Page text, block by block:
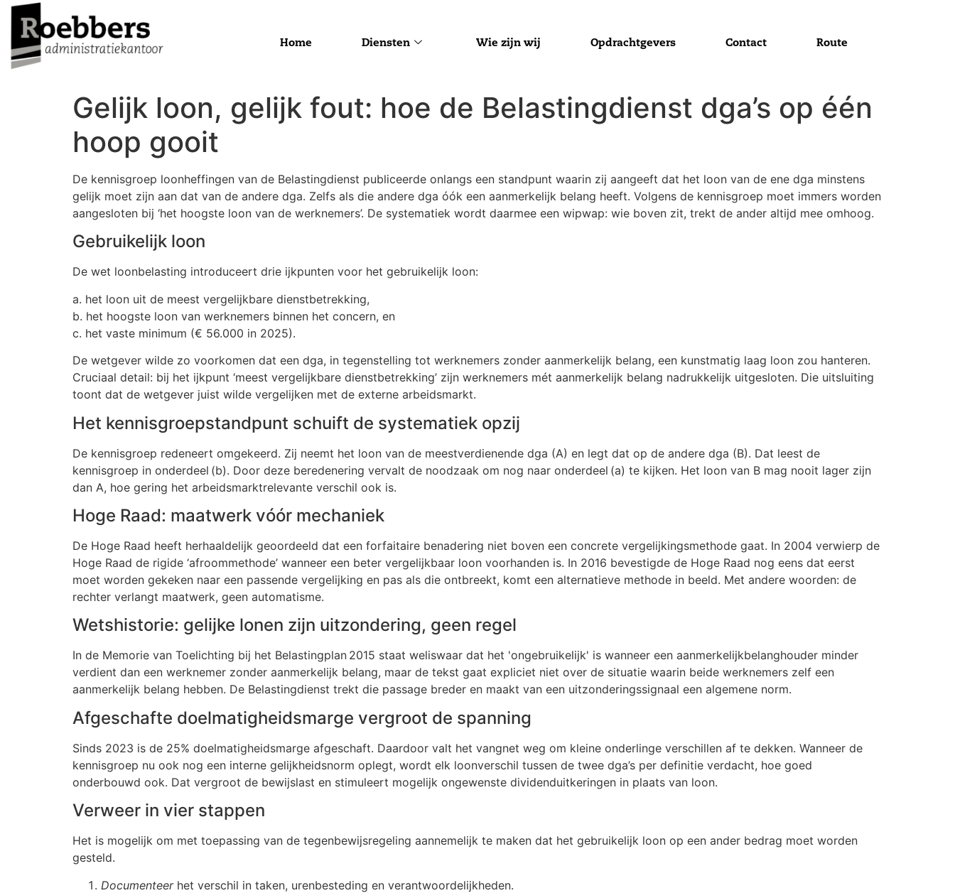
Home Diensten Wie zijn wij Opdrachtgevers Contact Route
Gelijk loon, gelijk fout: hoe de Belastingdienst dga’s op één
hoop gooit
De kennisgroep loonheffingen van de Belastingdienst publiceerde onlangs een standpunt waarin zij aangeeft dat het loon van de ene dga minstens
gelijk moet zijn aan dat van de andere dga. Zelfs als die andere dga óók een aanmerkelijk belang heeft. Volgens de kennisgroep moet immers worden
aangesloten bij ‘het hoogste loon van de werknemers’. De systematiek wordt daarmee een wipwap: wie boven zit, trekt de ander altijd mee omhoog.
Gebruikelijk loon
De wet loonbelasting introduceert drie ijkpunten voor het gebruikelijk loon:
a. het loon uit de meest vergelijkbare dienstbetrekking,
b. het hoogste loon van werknemers binnen het concern, en
c. het vaste minimum (€ 56.000 in 2025).
De wetgever wilde zo voorkomen dat een dga, in tegenstelling tot werknemers zonder aanmerkelijk belang, een kunstmatig laag loon zou hanteren.
Cruciaal detail: bij het ijkpunt ‘meest vergelijkbare dienstbetrekking’ zijn werknemers mét aanmerkelijk belang nadrukkelijk uitgesloten. Die uitsluiting
toont dat de wetgever juist wilde vergelijken met de externe arbeidsmarkt.
Het kennisgroepstandpunt schuift de systematiek opzij
De kennisgroep redeneert omgekeerd. Zij neemt het loon van de meestverdienende dga (A) en legt dat op de andere dga (B). Dat leest de
kennisgroep in onderdeel (b). Door deze beredenering vervalt de noodzaak om nog naar onderdeel (a) te kijken. Het loon van B mag nooit lager zijn
dan A, hoe gering het arbeidsmarktrelevante verschil ook is.
Hoge Raad: maatwerk vóór mechaniek
De Hoge Raad heeft herhaaldelijk geoordeeld dat een forfaitaire benadering niet boven een concrete vergelijkingsmethode gaat. In 2004 verwierp de
Hoge Raad de rigide ‘afroommethode’ wanneer een beter vergelijkbaar loon voorhanden is. In 2016 bevestigde de Hoge Raad nog eens dat eerst
moet worden gekeken naar een passende vergelijking en pas als die ontbreekt, komt een alternatieve methode in beeld. Met andere woorden: de
rechter verlangt maatwerk, geen automatisme.
Wetshistorie: gelijke lonen zijn uitzondering, geen regel
In de Memorie van Toelichting bij het Belastingplan 2015 staat weliswaar dat het 'ongebruikelijk' is wanneer een aanmerkelijkbelanghouder minder
verdient dan een werknemer zonder aanmerkelijk belang, maar de tekst gaat expliciet niet over de situatie waarin beide werknemers zelf een
aanmerkelijk belang hebben. De Belastingdienst trekt die passage breder en maakt van een uitzonderingssignaal een algemene norm.
Afgeschafte doelmatigheidsmarge vergroot de spanning
Sinds 2023 is de 25% doelmatigheidsmarge afgeschaft. Daardoor valt het vangnet weg om kleine onderlinge verschillen af te dekken. Wanneer de
kennisgroep nu ook nog een interne gelijkheidsnorm oplegt, wordt elk loonverschil tussen de twee dga’s per definitie verdacht, hoe goed
onderbouwd ook. Dat vergroot de bewijslast en stimuleert mogelijk ongewenste dividenduitkeringen in plaats van loon.
Verweer in vier stappen
Het is mogelijk om met toepassing van de tegenbewijsregeling aannemelijk te maken dat het gebruikelijk loon op een ander bedrag moet worden
gesteld.
Documenteer het verschil in taken, urenbesteding en verantwoordelijkheden.